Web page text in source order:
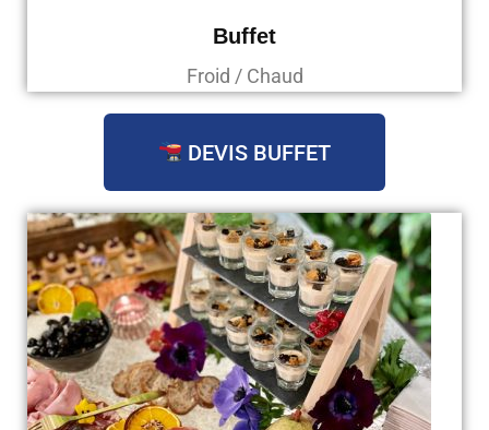
Buffet
Froid / Chaud
DEVIS BUFFET